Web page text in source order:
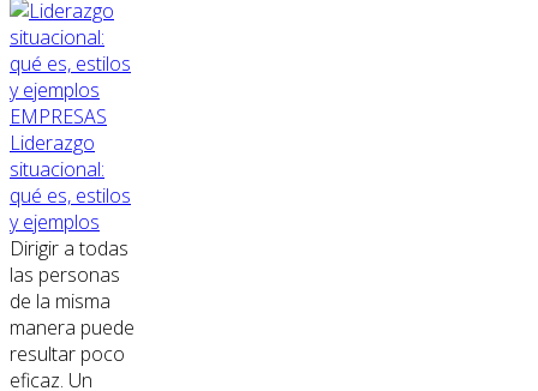
EMPRESAS
Liderazgo
situacional:
qué es, estilos
y ejemplos
Dirigir a todas
las personas
de la misma
manera puede
resultar poco
eficaz. Un